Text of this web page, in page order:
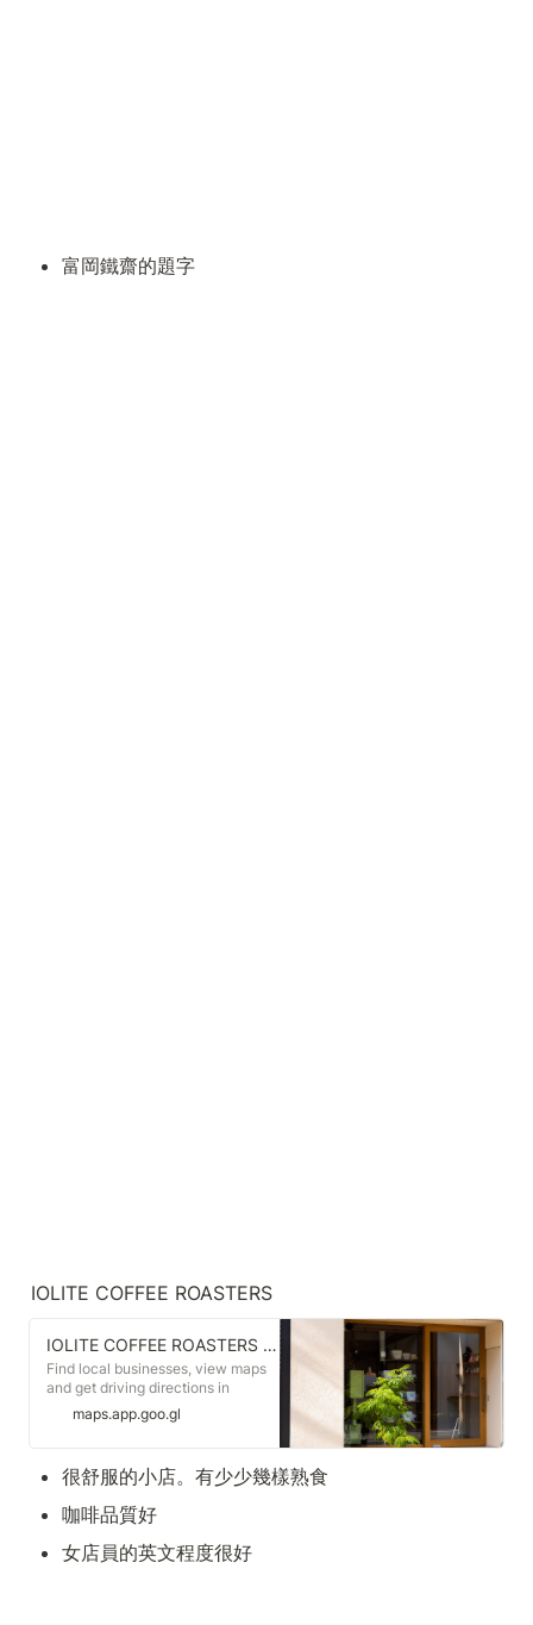
富岡鐵齋的題字
IOLITE COFFEE ROASTERS
IOLITE COFFEE ROASTERS · Kyoto, Kyoto
Find local businesses, view maps
and get driving directions in
Google Maps.
maps.app.goo.gl
很舒服的小店。有少少幾樣熟食
咖啡品質好
女店員的英文程度很好